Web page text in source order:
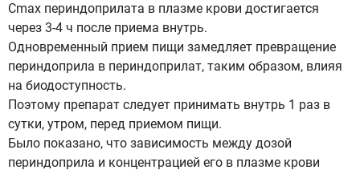
Сmax периндоприлата в плазме крови достигается
через 3-4 ч после приема внутрь.
Одновременный прием пищи замедляет превращение
периндоприла в периндоприлат, таким образом, влияя
на биодоступность.
Поэтому препарат следует принимать внутрь 1 раз в
сутки, утром, перед приемом пищи.
Было показано, что зависимость между дозой
периндоприла и концентрацией его в плазме крови